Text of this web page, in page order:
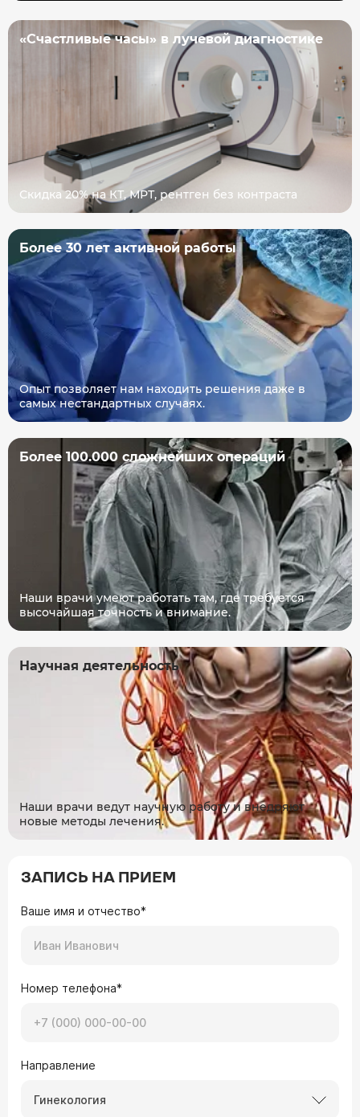
«Счастливые часы» в лучевой диагностике
Скидка 20% на КТ, МРТ, рентген без контраста
Более 30 лет активной работы
Опыт позволяет нам находить решения даже в
самых нестандартных случаях.
Более 100.000 сложнейших операций
Наши врачи умеют работать там, где требуется
высочайшая точность и внимание.
Научная деятельность
Наши врачи ведут научную работу и внедряют
новые методы лечения.
ЗАПИСЬ НА ПРИЕМ
Ваше имя и отчество*
Номер телефона*
Направление
Гинекология